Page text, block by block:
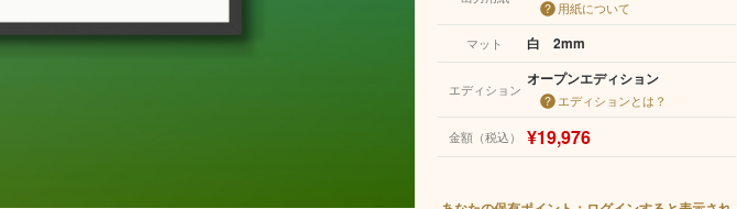
用紙について
マット
白 2mm
エディション
オープンエディション
エディションとは？
金額（税込） ¥19,976